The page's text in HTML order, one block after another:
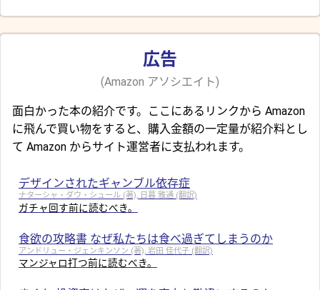
広告
(Amazon アソシエイト)
面白かった本の紹介です。ここにあるリンクから Amazon
に飛んで買い物をすると、購入金額の一定量が紹介料とし
て Amazon からサイト運営者に支払われます。
デザインされたギャンブル依存症
ナターシャ・ダウ・シュール (著), 日暮 雅通 (翻訳)
ガチャ回す前に読むべき。
食欲の攻略書 なぜ私たちは食べ過ぎてしまうのか
アンドリュー・ジェンキンソン (著), 岩田 佳代子 (翻訳)
マンジャロ打つ前に読むべき。